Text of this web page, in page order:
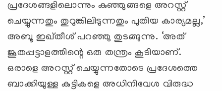
പ്രദേശങ്ങളിലൊന്നും കുഞ്ഞുങ്ങളെ അറസ്റ്റ്
ചെയ്യുന്നതും തുറുങ്കിലിടുന്നതും പുതിയ കാര്യമല്ല,’
അബൂ ഇഖ്തീശ് പറഞ്ഞു തുടങ്ങുന്നു. ‘അത്
ജൂതപ്പട്ടാളത്തിന്റെ ഒരു തന്ത്രം കൂടിയാണ്.
ഒരാളെ അറസ്റ്റ് ചെയ്യുന്നതോടെ പ്രദേശത്തെ
ബാക്കിയുള്ള കുട്ടികളെ അധിനിവേശ വിരുദ്ധ